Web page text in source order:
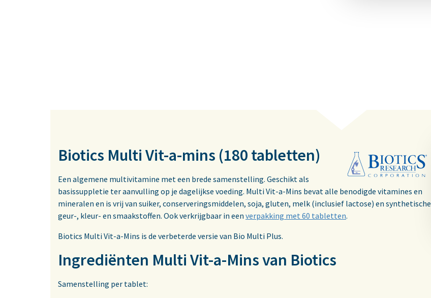
Biotics Multi Vit-a-mins (180 tabletten)
Een algemene multivitamine met een brede samenstelling. Geschikt als
basissuppletie ter aanvulling op je dagelijkse voeding. Multi Vit-a-Mins bevat alle benodigde vitamines en
mineralen en is vrij van suiker, conserveringsmiddelen, soja, gluten, melk (inclusief lactose) en synthetische
geur-, kleur- en smaakstoffen. Ook verkrijgbaar in een verpakking met 60 tabletten.
Biotics Multi Vit-a-Mins is de verbeterde versie van Bio Multi Plus.
Ingrediënten Multi Vit-a-Mins van Biotics
Samenstelling per tablet: